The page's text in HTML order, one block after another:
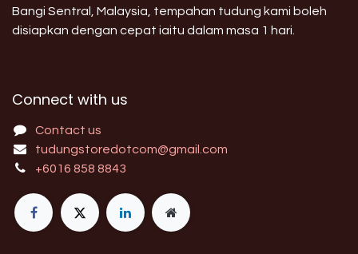
Bangi Sentral, Malaysia, tempahan tudung kami boleh
disiapkan dengan cepat iaitu dalam masa 1 hari.
Connect with us
Contact us
tudungstoredotcom@gmail.com
+6016 858 8843